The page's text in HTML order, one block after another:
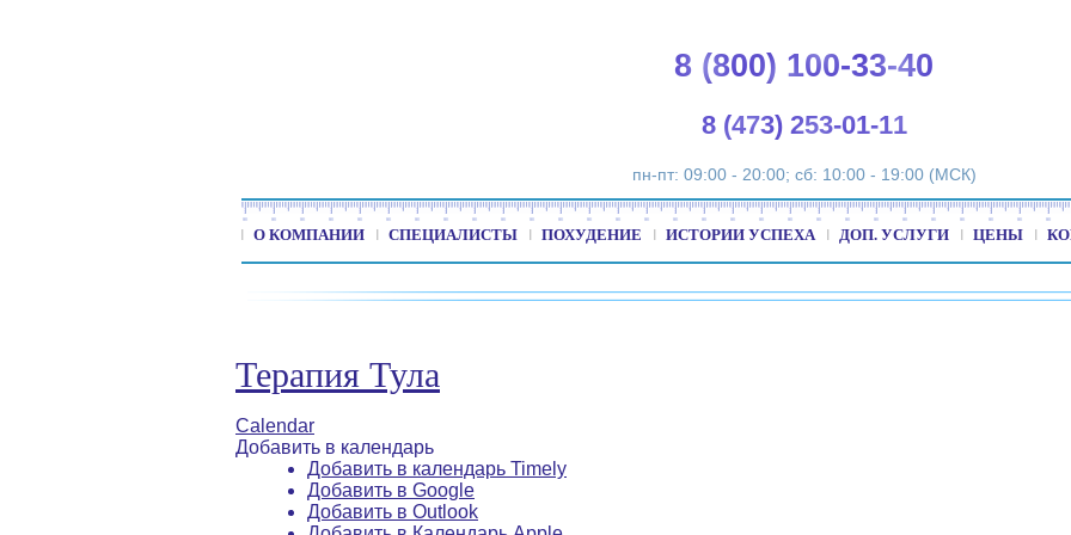
8 (800) 100-33-40
8 (473) 253-01-11
пн-пт: 09:00 - 20:00; сб: 10:00 - 19:00 (МСК)
О КОМПАНИИ СПЕЦИАЛИСТЫ ПОХУДЕНИЕ ИСТОРИИ УСПЕХА ДОП. УСЛУГИ ЦЕНЫ
Терапия Тула
Calendar
Добавить в календарь
Добавить в календарь Timely
Добавить в Google
Добавить в Outlook